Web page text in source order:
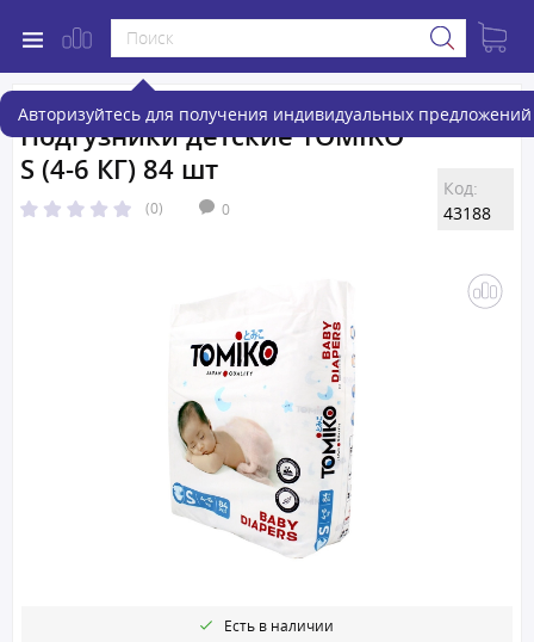
Авторизуйтесь для получения индивидуальных предложений
Подгузники детские TOMIKO
S (4-6 КГ) 84 шт
(0) 0
Код:
43188
Есть в наличии